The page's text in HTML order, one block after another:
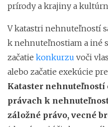
prírody a krajiny a
V katastri nehnuteľností
k nehnuteľnostiam a iné
začatie konkurzu voči
alebo začatie exekúcie
Kataster nehnuteľností
právach k
záložné právo, vecné